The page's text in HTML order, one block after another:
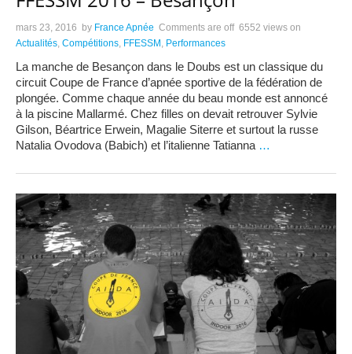
mars 23, 2016 by France Apnée Comments are off 6552 views on
Actualités, Compétitions, FFESSM, Performances
La manche de Besançon dans le Doubs est un classique du
circuit Coupe de France d’apnée sportive de la fédération de
plongée. Comme chaque année du beau monde est annoncé
à la piscine Mallarmé. Chez filles on devait retrouver Sylvie
Gilson, Béartrice Erwein, Magalie Siterre et surtout la russe
Natalia Ovodova (Babich) et l’italienne Tatianna …